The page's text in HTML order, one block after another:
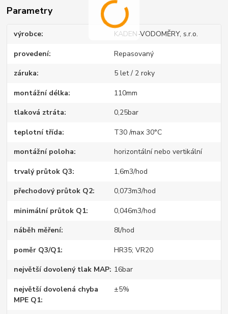
Parametry
výrobce KADEN-VODOMĚRY, s.r.o.
provedení Repasovaný
záruka 5 let / 2 roky
montážní délka 110mm
tlaková ztráta 0,25bar
teplotní třída T30 /max 30°C
montážní poloha horizontální nebo vertikální
trvalý průtok Q3 1,6m3/hod
přechodový průtok Q2 0,073m3/hod
minimální průtok Q1 0,046m3/hod
náběh měření 8l/hod
poměr Q3/Q1 HR35; VR20
největší dovolený tlak MAP 16bar
největší dovolená chyba
MPE Q1
±5%